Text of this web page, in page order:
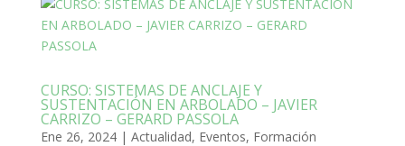
CURSO: SISTEMAS DE ANCLAJE Y
SUSTENTACIÓN EN ARBOLADO – JAVIER
CARRIZO – GERARD PASSOLA
Ene 26, 2024| Actualidad, Eventos, Formación